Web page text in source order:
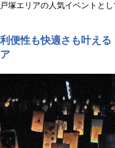
戸塚エリアの人気イベントとし
利便性も快適さも叶える
ア